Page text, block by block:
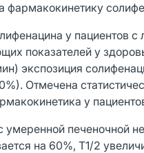
фармакокинетику
у пациентов
показателей у
экспозиция
Отмечена
у
умеренной печеночной
на 60%, T1/2